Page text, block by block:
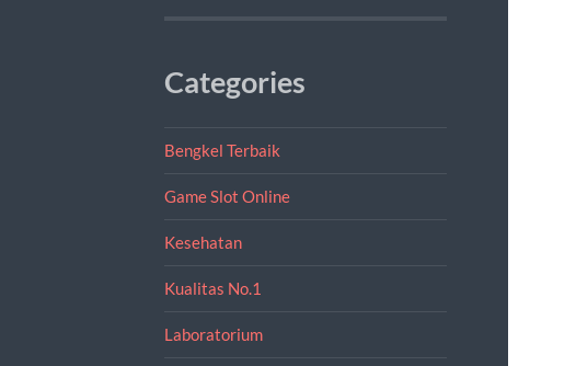
Categories
Bengkel Terbaik
Game Slot Online
Kesehatan
Kualitas No.1
Laboratorium